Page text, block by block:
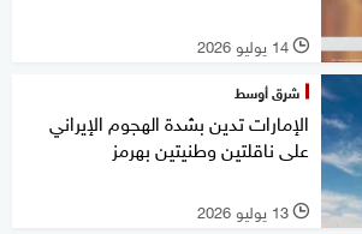
l 14 يوليو 2026
شرق أوسط
الإمارات تدين بشدة الهجوم الإيراني
على ناقلتين وطنيتين بهرمز
l 13 يوليو 2026